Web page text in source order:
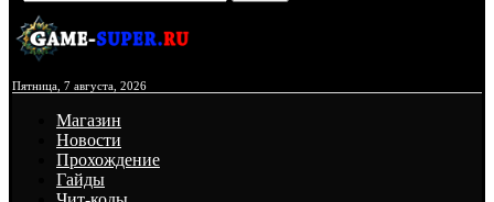
Пятница, 7 августа, 2026
Магазин
Новости
Прохождение
Гайды